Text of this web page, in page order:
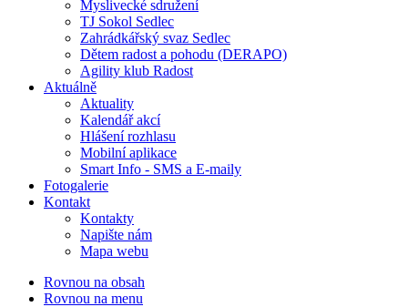
Myslivecké sdružení
TJ Sokol Sedlec
Zahrádkářský svaz Sedlec
Dětem radost a pohodu (DERAPO)
Agility klub Radost
Aktuálně
Aktuality
Kalendář akcí
Hlášení rozhlasu
Mobilní aplikace
Smart Info - SMS a E-maily
Fotogalerie
Kontakt
Kontakty
Napište nám
Mapa webu
Rovnou na obsah
Rovnou na menu